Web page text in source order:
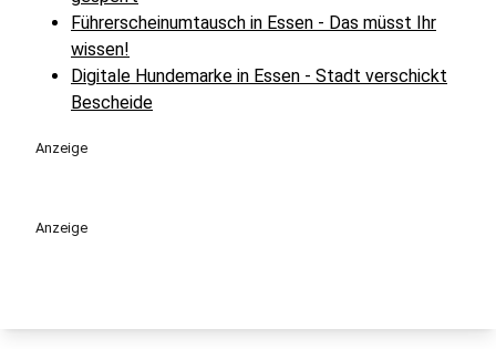
Führerscheinumtausch in Essen - Das müsst Ihr
wissen!
Digitale Hundemarke in Essen - Stadt verschickt
Bescheide
Anzeige
Anzeige